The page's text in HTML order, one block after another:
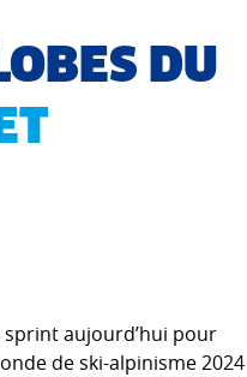
DU
aujourd’hui pour
de ski-alpinisme 2024